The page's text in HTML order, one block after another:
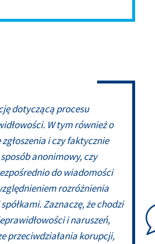
dotyczącą procesu
W tym również o
i czy faktycznie
anonimowy, czy
do wiadomości
rozróżnienia
Zaznaczę, że chodzi
i naruszeń,
przeciwdziałania korupcji,